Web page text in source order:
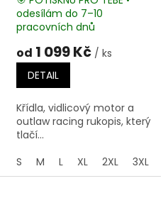
4XL 5XL
odesílám do 7–10
pracovních dnů
od 1 099 Kč / ks
DETAIL
Křídla, vidlicový motor a
outlaw racing rukopis, který
tlačí...
S
M L XL 2XL 3XL